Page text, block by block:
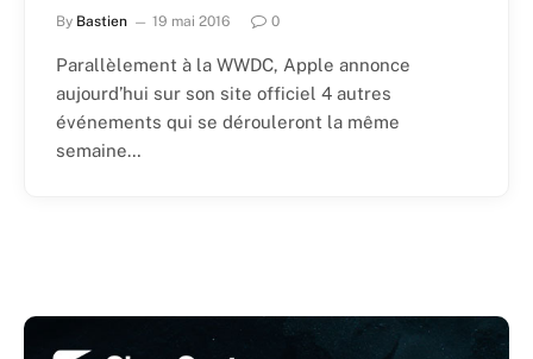
By Bastien 19 mai 2016 0
Parallèlement à la WWDC, Apple annonce
aujourd’hui sur son site officiel 4 autres
événements qui se dérouleront la même
semaine…